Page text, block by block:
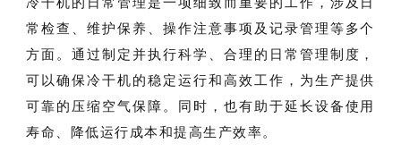
常检查、维护保养、操作注意事项及记录管理等多个
方面。通过制定并执行科学、合理的日常管理制度，
可以确保冷干机的稳定运行和高效工作，为生产提供
可靠的压缩空气保障。同时，也有助于延长设备使用
寿命、降低运行成本和提高生产效率。